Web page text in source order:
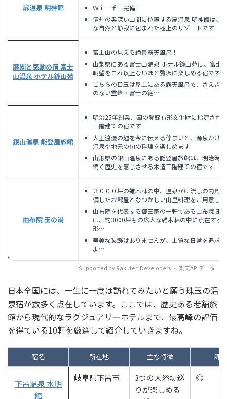
扉温泉 明神館
Ｗｉ－ｆｉ完備
信州の奥深い山間に位置する扉温泉 明神館は、
な自然と静寂に包まれた極上のリゾートです
庭園と感動の宿 富士
山温泉 ホテル鐘山苑
富士山の見える絶景露天風呂！
山梨県にある富士山温泉 ホテル鐘山苑は、富士
眺望をこれ以上ないほど贅沢に楽しめる宿です
こちらの目玉は屋上にある露天風呂で、さえぎ
のない霊峰・富士の絶…
銀山温泉 能登屋旅館
明治25年創業、国の登録有形文化財に指定され
三階建ての宿です
大正浪漫の趣を今に伝える佇まいと、源泉かけ
温泉や地元の旬の料理を楽しめます
山形県の銀山温泉にある能登屋旅館は、明治時
続く歴史を感じさせる木造三階建ての宿です
由布院 玉の湯
３０００坪の雑木林の中、温泉かけ流しの内風
備したお部屋となつかしい山里料理をご用意し
由布院を代表する御三家の一軒である由布院 玉
は、約3000坪もの広大な雑木林の中に点在する
形…
華美な装飾はありませんが、上質な日常を追求
よ…
日本全国には、一生に一度は訪れてみたいと願う珠玉の温
泉宿が数多く点在しています。ここでは、歴史ある老舗旅
館から現代的なラグジュアリーホテルまで、最高峰の評価
を得ている10軒を厳選して紹介していきますね。
宿名 所在地 主な特徴 評価
下呂温泉 水明
館
岐阜県下呂市
3つの大浴場巡
りが楽しめる
◎